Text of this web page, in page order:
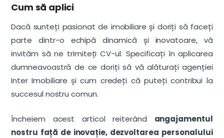
Cum să aplici
Dacă sunteți pasionat de imobiliare și doriți să faceți
parte dintr-o echipă dinamică și inovatoare, vă
invităm să ne trimiteți CV-ul. Specificați în aplicarea
dumneavoastră de ce doriți să vă alăturați agenției
Inter Imobiliare și cum credeți că puteți contribui la
succesul nostru comun.
Încheiem acest articol reiterând angajamentul
nostru față de inovație, dezvoltarea personalului